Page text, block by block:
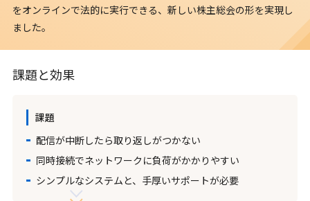
をオンラインで法的に実行できる、新しい株主総会の形を実現し
ました。
課題と効果
課題
配信が中断したら取り返しがつかない
同時接続でネットワークに負荷がかかりやすい
シンプルなシステムと、手厚いサポートが必要